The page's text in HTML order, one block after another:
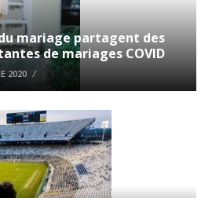
mariage partagent des
de mariages COVID
2020